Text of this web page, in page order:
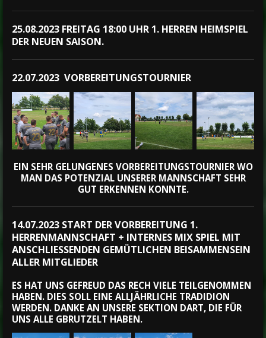
25.08.2023 FREITAG 18:00 UHR 1. HERREN HEIMSPIEL
DER NEUEN SAISON.
22.07.2023 VORBEREITUNGSTOURNIER
EIN SEHR GELUNGENES VORBEREITUNGSTOURNIER WO
MAN DAS POTENZIAL UNSERER MANNSCHAFT SEHR
GUT ERKENNEN KONNTE.
14.07.2023 START DER VORBEREITUNG 1.
HERRENMANNSCHAFT + INTERNES MIX SPIEL MIT
ANSCHLIESSENDEN GEMÜTLICHEN BEISAMMENSEIN A
LLER MITGLIEDER
ES HAT UNS GEFREUD DAS RECH VIELE TEILGENOMMEN
HABEN. DIES SOLL EINE ALLJÄHRLICHE TRADIDION
WERDEN. DANKE AN UNSERE SEKTION DART, DIE FÜR
UNS ALLE GBRUTZELT HABEN.